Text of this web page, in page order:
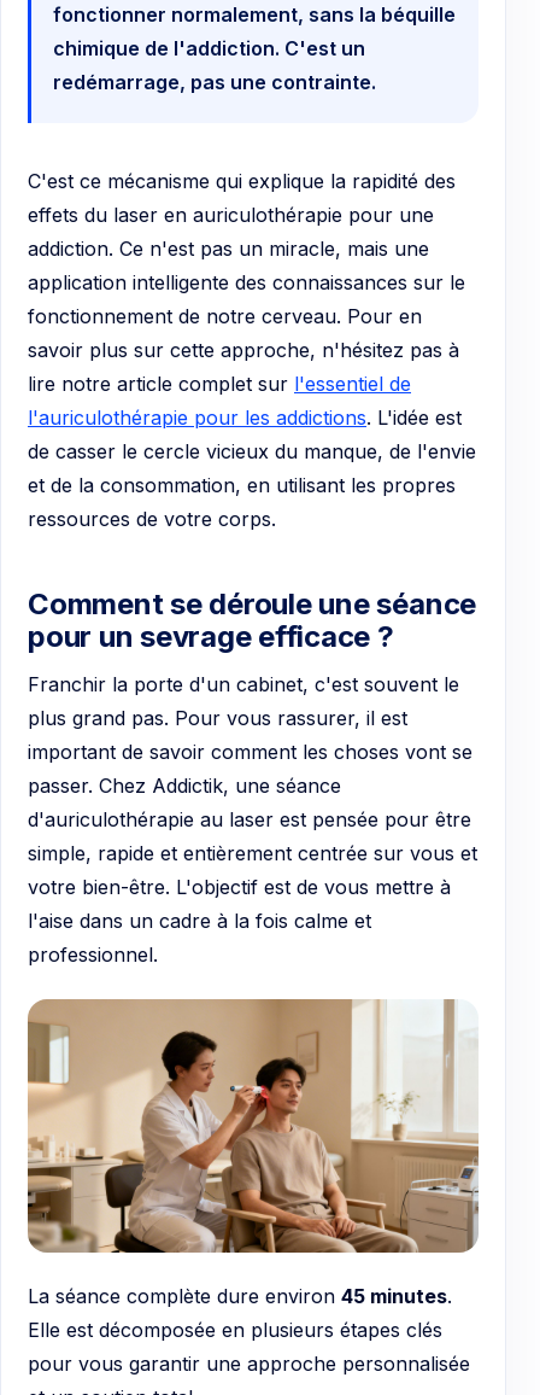
fonctionner normalement, sans la béquille
chimique de l'addiction. C'est un
redémarrage, pas une contrainte.
C'est ce mécanisme qui explique la rapidité des
effets du laser en auriculothérapie pour une
addiction. Ce n'est pas un miracle, mais une
application intelligente des connaissances sur le
fonctionnement de notre cerveau. Pour en
savoir plus sur cette approche, n'hésitez pas à
lire notre article complet sur l'essentiel de
l'auriculothérapie pour les addictions. L'idée est
de casser le cercle vicieux du manque, de l'envie
et de la consommation, en utilisant les propres
ressources de votre corps.
Comment se déroule une séance
pour un sevrage efficace ?
Franchir la porte d'un cabinet, c'est souvent le
plus grand pas. Pour vous rassurer, il est
important de savoir comment les choses vont se
passer. Chez Addictik, une séance
d'auriculothérapie au laser est pensée pour être
simple, rapide et entièrement centrée sur vous et
votre bien-être. L'objectif est de vous mettre à
l'aise dans un cadre à la fois calme et
professionnel.
La séance complète dure environ 45 minutes.
Elle est décomposée en plusieurs étapes clés
pour vous garantir une approche personnalisée